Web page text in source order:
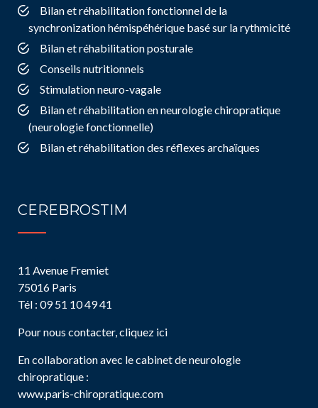
Bilan et réhabilitation fonctionnel de la
synchronization hémispéhérique basé sur la rythmicité
Bilan et réhabilitation posturale
Conseils nutritionnels
Stimulation neuro-vagale
Bilan et réhabilitation en neurologie chiropratique
(neurologie fonctionnelle)
Bilan et réhabilitation des réflexes archaïques
CEREBROSTIM
11 Avenue Fremiet
75016 Paris
Tél : 09 51 10 49 41
Pour nous contacter, cliquez ici
En collaboration avec le cabinet de neurologie
chiropratique :
www.paris-chiropratique.com